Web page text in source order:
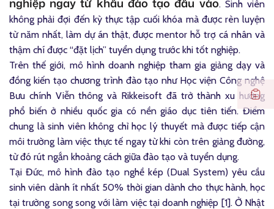
. Sinh viên
không phải đợi đến kỳ thực tập cuối khóa mà được rèn luyện
từ năm nhất, làm dự án thật, được mentor hỗ trợ cá nhân và
thậm chí được “đặt lịch” tuyển dụng trước khi tốt nghiệp.
Trên thế giới, mô hình doanh nghiệp tham gia giảng dạy và
đồng kiến tạo chương trình đào tạo như Học viện Công nghệ
Bưu chính Viễn thông và Rikkeisoft đã trở thành xu hướng
phổ biến ở nhiều quốc gia có nền giáo dục tiên tiến. Điểm
chung là sinh viên không chỉ học lý thuyết mà được tiếp cận
môi trường làm việc thực tế ngay từ khi còn trên giảng đường,
từ đó rút ngắn khoảng cách giữa đào tạo và tuyển dụng.
Tại Đức, mô hình đào tạo nghề kép (Dual System) yêu cầu
sinh viên dành ít nhất 50% thời gian dành cho thực hành, học
tại trường song song với làm việc tại doanh nghiệp [1]. Ở Nhật